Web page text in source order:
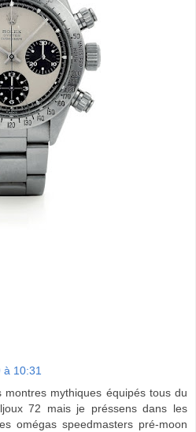
10:31
mythiques équipés tous du
72 mais je préssens dans les
omégas speedmasters pré-moon